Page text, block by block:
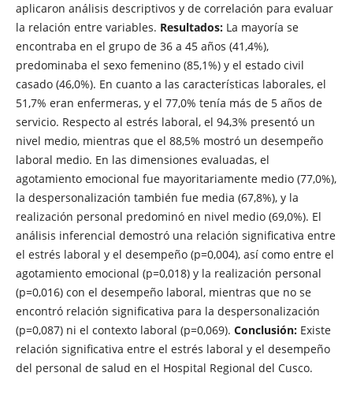
aplicaron análisis descriptivos y de correlación para evaluar
la relación entre variables. Resultados:La mayoría se
encontraba en el grupo de 36 a 45 años (41,4%),
predominaba el sexo femenino (85,1%) y el estado civil
casado (46,0%). En cuanto a las características laborales, el
51,7% eran enfermeras, y el 77,0% tenía más de 5 años de
servicio. Respecto al estrés laboral, el 94,3% presentó un
nivel medio, mientras que el 88,5% mostró un desempeño
laboral medio. En las dimensiones evaluadas, el
agotamiento emocional fue mayoritariamente medio (77,0%),
la despersonalización también fue media (67,8%), y la
realización personal predominó en nivel medio (69,0%). El
análisis inferencial demostró una relación significativa entre
el estrés laboral y el desempeño (p=0,004), así como entre el
agotamiento emocional (p=0,018) y la realización personal
(p=0,016) con el desempeño laboral, mientras que no se
encontró relación significativa para la despersonalización
(p=0,087) ni el contexto laboral (p=0,069). Conclusión:Existe
relación significativa entre el estrés laboral y el desempeño
del personal de salud en el Hospital Regional del Cusco.